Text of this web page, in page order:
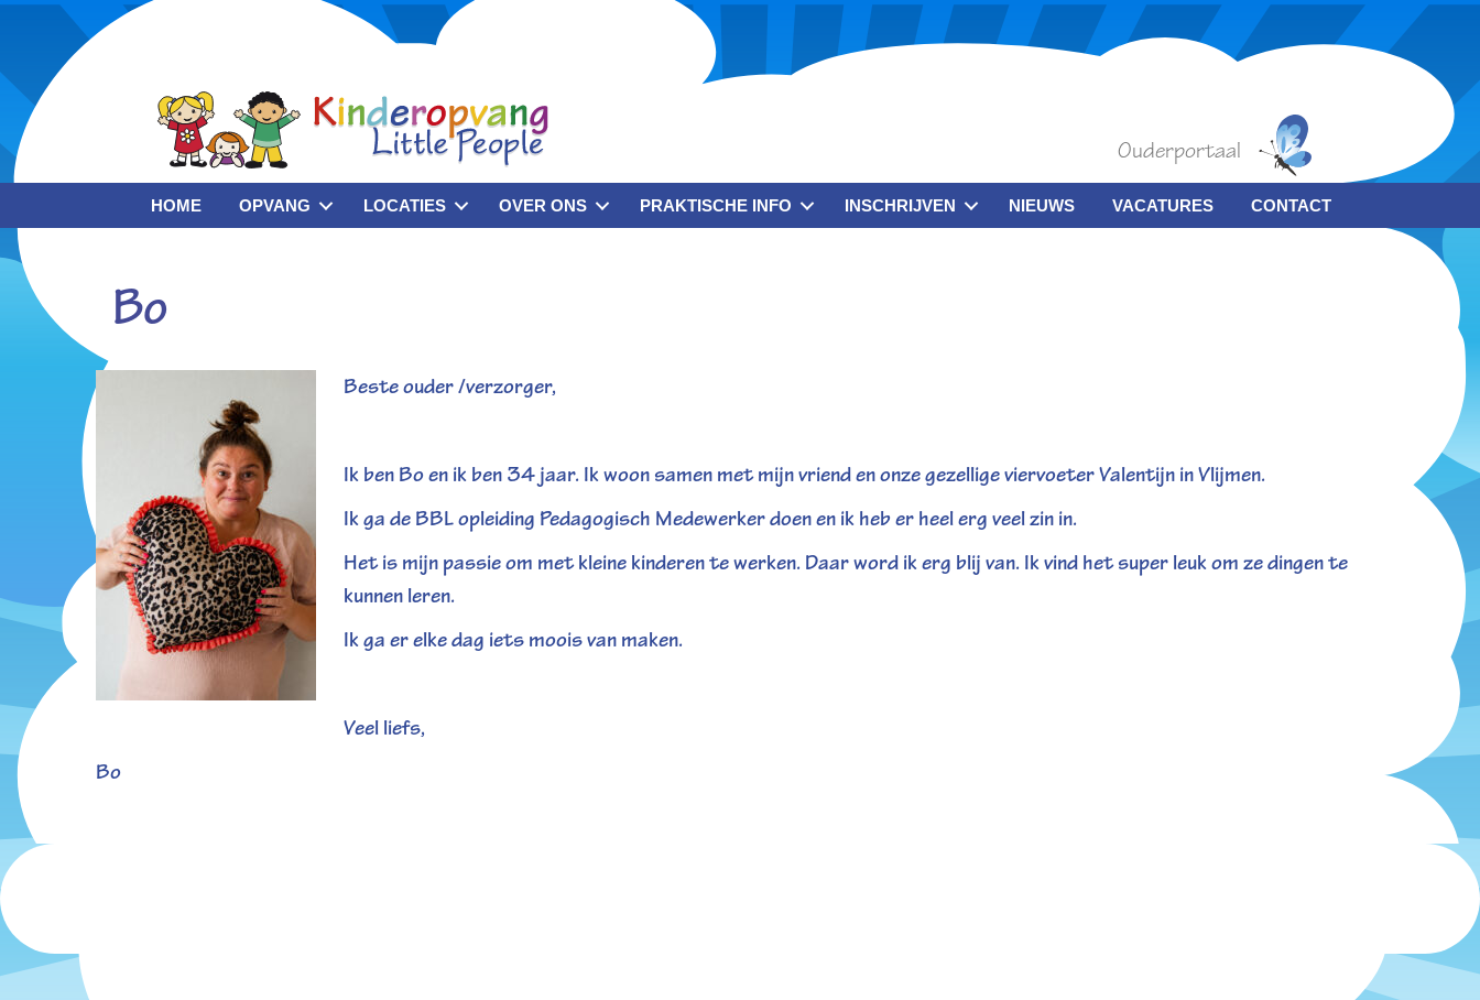
Ouderportaal
HOME OPVANG LOCATIES OVER ONS PRAKTISCHE INFO INSCHRIJVEN NIEUWS VACATURES CONTACT
Bo
Beste ouder /verzorger,
Ik ben Bo en ik ben 34 jaar. Ik woon samen met mijn vriend en onze gezellige viervoeter Valentijn in Vlijmen.
Ik ga de BBL opleiding Pedagogisch Medewerker doen en ik heb er heel erg veel zin in.
Het is mijn passie om met kleine kinderen te werken. Daar word ik erg blij van. Ik vind het super leuk om ze dingen te
kunnen leren.
Ik ga er elke dag iets moois van maken.
Veel liefs,
Bo